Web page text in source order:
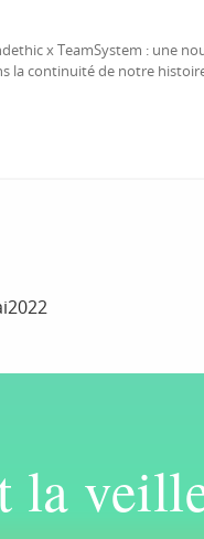
x TeamSystem : une
la continuité de notre
la